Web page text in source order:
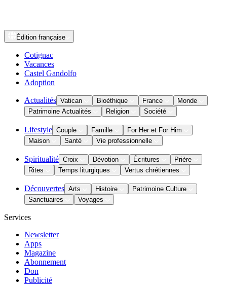
Édition française
Cotignac
Vacances
Castel Gandolfo
Adoption
Actualités Vatican Bioéthique France
Monde
Patrimoine Actualités
Religion Société
Lifestyle Couple Famille
For Her et For Him
Maison
Santé Vie professionnelle
Spiritualité Croix Dévotion Écritures
Prière
Rites
Temps liturgiques Vertus chrétiennes
Découvertes Arts Histoire
Patrimoine Culture
Sanctuaires
Voyages
Services
Newsletter
Apps
Magazine
Abonnement
Don
Publicité